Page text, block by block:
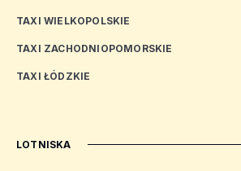
TAXI WIELKOPOLSKIE
TAXI ZACHODNIOPOMORSKIE
TAXI ŁÓDZKIE
LOTNISKA